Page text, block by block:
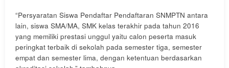
“Persyaratan Siswa Pendaftar Pendaftaran SNMPTN antara
lain, siswa SMA/MA, SMK kelas terakhir pada tahun 2016
yang memiliki prestasi unggul yaitu calon peserta masuk
peringkat terbaik di sekolah pada semester tiga, semester
empat dan semester lima, dengan ketentuan berdasarkan